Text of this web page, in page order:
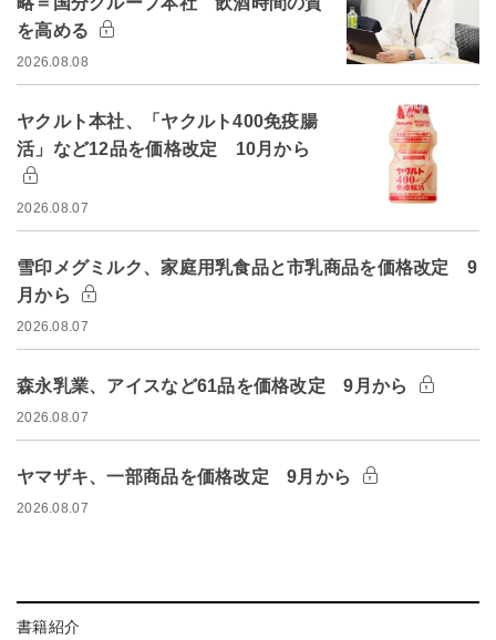
を高める
2026.08.08
ヤクルト本社、「ヤクルト400免疫腸
活」など12品を価格改定 10月から
2026.08.07
雪印メグミルク、家庭用乳食品と市乳商品を価格改定 9
月から
2026.08.07
森永乳業、アイスなど61品を価格改定 9月から
2026.08.07
ヤマザキ、一部商品を価格改定 9月から
2026.08.07
書籍紹介